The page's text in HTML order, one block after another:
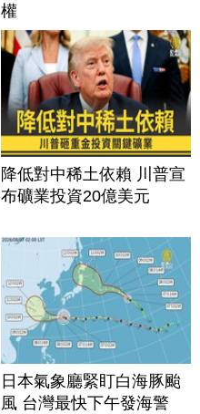
權
降低對中稀土依賴 川普宣
布礦業投資20億美元
日本氣象廳緊盯白海豚颱
風 台灣最快下午發海警